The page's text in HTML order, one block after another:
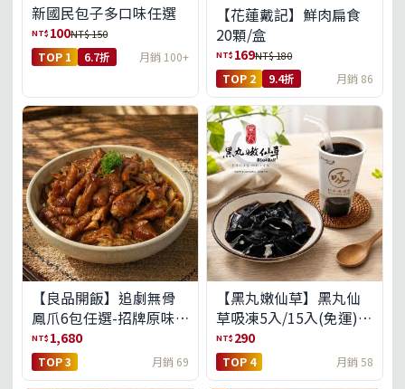
新國民包子多口味任選
NT$ 100NT$ 150
TOP 1 6.7折 月銷 100+
【花蓮戴記】鮮肉扁食
20顆/盒
NT$ 169NT$ 180
TOP 2 9.4折 月銷 86
【良品開飯】追劇無骨
鳳爪6包任選-招牌原味/
濃濃蒜香/過癮麻辣(免運
組)
NT$ 1,680
TOP 3 月銷 69
【黑丸嫩仙草】黑丸仙
草吸凍5入/15入(免運)
(預購中8/14出貨)
NT$ 290
TOP 4 月銷 58